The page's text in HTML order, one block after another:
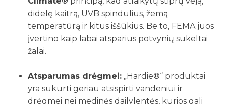
didelę kaitrą, UVB spindulius, žemą
temperatūrą ir kitus iššūkius. Be to, FEMA juos
įvertino kaip labai atsparius potvynių sukeltai
žalai.
Atsparumas drėgmei: „Hardie®“ produktai
yra sukurti geriau atsispirti vandeniui ir
drėgmei nei medinės dailylentės, kurios gali